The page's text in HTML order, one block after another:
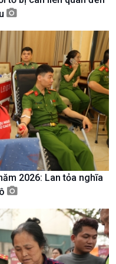
nghiệp & Biển đảo
Nông nghiệp & Biển
vàng
đảo Việt Nam
tình biên giới và hải
hiểu biển, đảo Việt
2026: Lan tỏa nghĩa